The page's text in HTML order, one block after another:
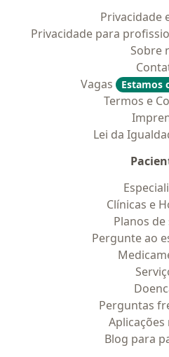
Privacidade
Privacidade para
Sobre
Vagas
Estamos
Termos e
Lei da
Clínicas e
Planos
Pergunte ao
Perguntas
Aplicações
Blog para